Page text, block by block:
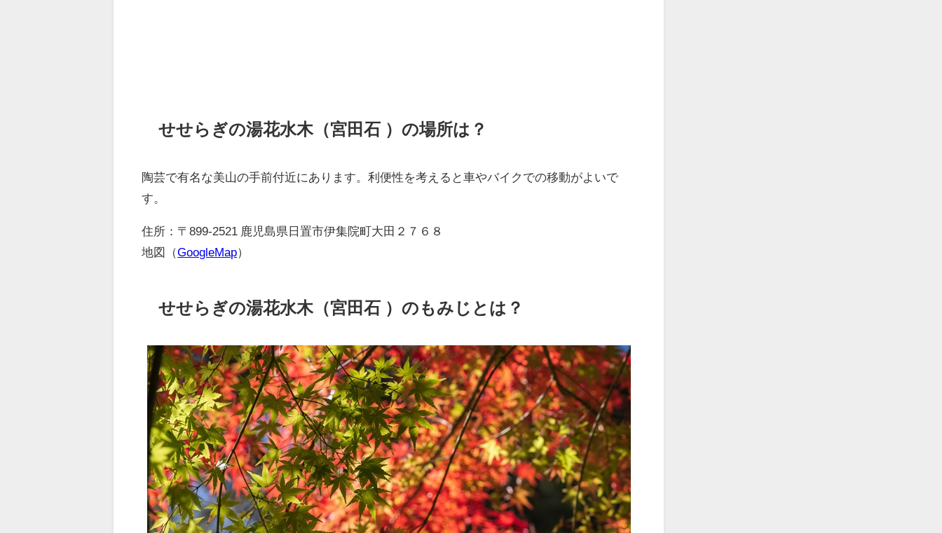
せせらぎの湯花水木（宮田石 ）の場所は？
陶芸で有名な美山の手前付近にあります。利便性を考えると車やバイクでの移動がよいで
す。
住所：〒899-2521 鹿児島県日置市伊集院町大田２７６８
地図（GoogleMap）
せせらぎの湯花水木（宮田石 ）のもみじとは？